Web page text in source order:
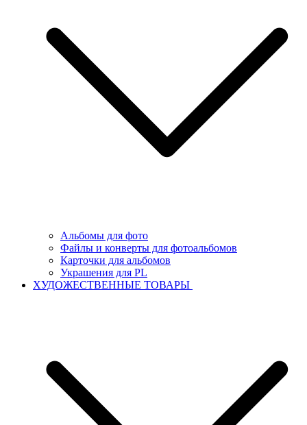
Альбомы для фото
Файлы и конверты для фотоальбомов
Карточки для альбомов
Украшения для PL
ХУДОЖЕСТВЕННЫЕ ТОВАРЫ